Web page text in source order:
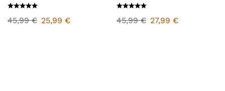
45,99€ 25,99 € 45,99€ 27,99 €